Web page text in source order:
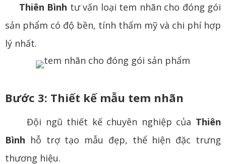
Thiên Bình tư vấn loại tem nhãn cho đóng gói
sản phẩm có độ bền, tính thẩm mỹ và chi phí hợp
lý nhất.
Bước 3: Thiết kế mẫu tem nhãn
Đội ngũ thiết kế chuyên nghiệp của Thiên
Bình hỗ trợ tạo mẫu đẹp, thể hiện đặc trưng
thương hiệu.